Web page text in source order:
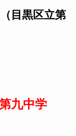
目黒区立第
九中学